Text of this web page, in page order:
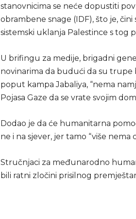
stanovnicima se neće dopustiti
obrambene snage (IDF), što je,
sistemski uklanja Palestince s tog
U brifingu za medije, brigadni
novinarima da budući da su
poput kampa Jabaliya, “nema
Pojasa Gaze da se vrate svojim
Dodao je da će humanitarna
ne i na sjever, jer tamo “više nema
Stručnjaci za međunarodno
bili ratni zločini prisilnog